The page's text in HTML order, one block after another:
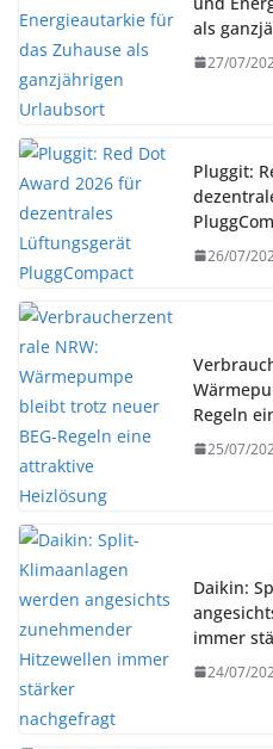
als
27/07/
Pluggit:
26/07/
Regeln
25/07/
Daikin:
immer
24/07/